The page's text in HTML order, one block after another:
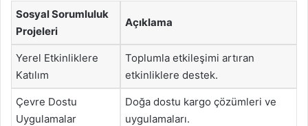
Sosyal Sorumluluk
Projeleri
Açıklama
Yerel Etkinliklere
Katılım
Toplumla etkileşimi artıran
etkinliklere destek.
Çevre Dostu
Uygulamalar
Doğa dostu kargo çözümleri ve
uygulamaları.